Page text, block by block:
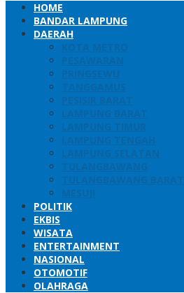
HOME
BANDAR LAMPUNG
DAERAH
KOTA METRO
PESAWARAN
PRINGSEWU
TANGGAMUS
PESISIR BARAT
LAMPUNG BARAT
LAMPUNG TIMUR
LAMPUNG TENGAH
LAMPUNG SELATAN
TULANGBAWANG
TULANGBAWANG BARAT
MESUJI
POLITIK
EKBIS
WISATA
ENTERTAINMENT
NASIONAL
OTOMOTIF
OLAHRAGA